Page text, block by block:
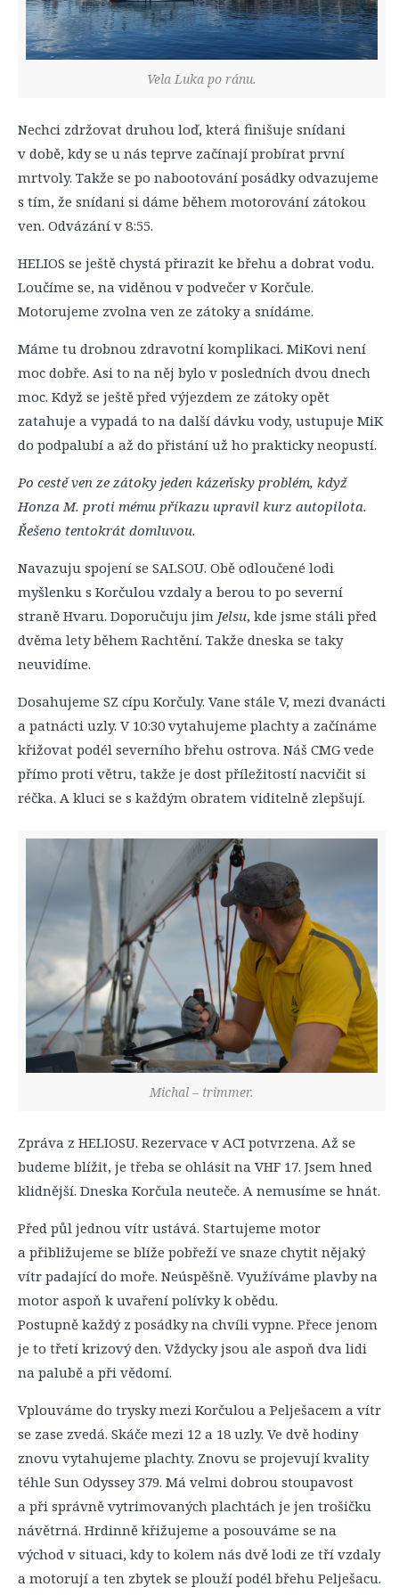
Vela Luka po ránu.
Nechci zdržovat druhou loď, která finišuje snídani
v době, kdy se u nás teprve začínají probírat první
mrtvoly. Takže se po nabootování posádky odvazujeme
s tím, že snídani si dáme během motorování zátokou
ven. Odvázání v 8:55.
HELIOS se ještě chystá přirazit ke břehu a dobrat vodu.
Loučíme se, na viděnou v podvečer v Korčule.
Motorujeme zvolna ven ze zátoky a snídáme.
Máme tu drobnou zdravotní komplikaci. MiKovi není
moc dobře. Asi to na něj bylo v posledních dvou dnech
moc. Když se ještě před výjezdem ze zátoky opět
zatahuje a vypadá to na další dávku vody, ustupuje MiK
do podpalubí a až do přistání už ho prakticky neopustí.
Po cestě ven ze zátoky jeden kázeňsky problém, když
Honza M. proti mému příkazu upravil kurz autopilota.
Řešeno tentokrát domluvou.
Navazuju spojení se SALSOU. Obě odloučené lodi
myšlenku s Korčulou vzdaly a berou to po severní
straně Hvaru. Doporučuju jim Jelsu, kde jsme stáli před
dvěma lety během Rachtění. Takže dneska se taky
neuvidíme.
Dosahujeme SZ cípu Korčuly. Vane stále V, mezi dvanácti
a patnácti uzly. V 10:30 vytahujeme plachty a začínáme
křižovat podél severního břehu ostrova. Náš CMG vede
přímo proti větru, takže je dost příležitostí nacvičit si
réčka. A kluci se s každým obratem viditelně zlepšují.
Michal – trimmer.
Zpráva z HELIOSU. Rezervace v ACI potvrzena. Až se
budeme blížit, je třeba se ohlásit na VHF 17. Jsem hned
klidnější. Dneska Korčula neuteče. A nemusíme se hnát.
Před půl jednou vítr ustává. Startujeme motor
a přibližujeme se blíže pobřeží ve snaze chytit nějaký
vítr padající do moře. Neúspěšně. Využíváme plavby na
motor aspoň k uvaření polívky k obědu.
Postupně každý z posádky na chvíli vypne. Přece jenom
je to třetí krizový den. Vždycky jsou ale aspoň dva lidi
na palubě a při vědomí.
Vplouváme do trysky mezi Korčulou a Pelješacem a vítr
se zase zvedá. Skáče mezi 12 a 18 uzly. Ve dvě hodiny
znovu vytahujeme plachty. Znovu se projevují kvality
téhle Sun Odyssey 379. Má velmi dobrou stoupavost
a při správně vytrimovaných plachtách je jen trošičku
návětrná. Hrdinně křižujeme a posouváme se na
východ v situaci, kdy to kolem nás dvě lodi ze tří vzdaly
a motorují a ten zbytek se plouží podél břehu Pelješacu.